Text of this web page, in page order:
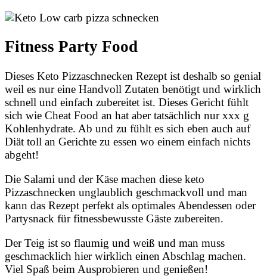
Fitness Party Food
Dieses Keto Pizzaschnecken Rezept ist deshalb so genial
weil es nur eine Handvoll Zutaten benötigt und wirklich
schnell und einfach zubereitet ist. Dieses Gericht fühlt
sich wie Cheat Food an hat aber tatsächlich nur xxx g
Kohlenhydrate. Ab und zu fühlt es sich eben auch auf
Diät toll an Gerichte zu essen wo einem einfach nichts
abgeht!
Die Salami und der Käse machen diese keto
Pizzaschnecken unglaublich geschmackvoll und man
kann das Rezept perfekt als optimales Abendessen oder
Partysnack für fitnessbewusste Gäste zubereiten.
Der Teig ist so flaumig und weiß und man muss
geschmacklich hier wirklich einen Abschlag machen.
Viel Spaß beim Ausprobieren und genießen!